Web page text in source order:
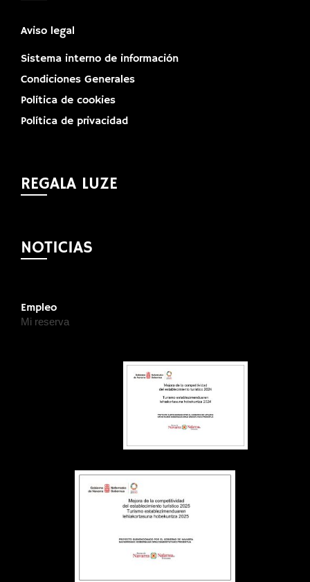
Aviso legal
Sistema interno de información
Condiciones Generales
Política de cookies
Política de privacidad
REGALA LUZE
NOTICIAS
Empleo
Mi reserva